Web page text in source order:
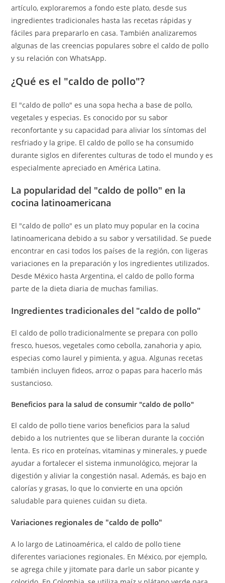
artículo, exploraremos a fondo este plato, desde sus
ingredientes tradicionales hasta las recetas rápidas y
fáciles para prepararlo en casa. También analizaremos
algunas de las creencias populares sobre el caldo de pollo
y su relación con WhatsApp.
¿Qué es el "caldo de pollo"?
El "caldo de pollo" es una sopa hecha a base de pollo,
vegetales y especias. Es conocido por su sabor
reconfortante y su capacidad para aliviar los síntomas del
resfriado y la gripe. El caldo de pollo se ha consumido
durante siglos en diferentes culturas de todo el mundo y es
especialmente apreciado en América Latina.
La popularidad del "caldo de pollo" en la
cocina latinoamericana
El "caldo de pollo" es un plato muy popular en la cocina
latinoamericana debido a su sabor y versatilidad. Se puede
encontrar en casi todos los países de la región, con ligeras
variaciones en la preparación y los ingredientes utilizados.
Desde México hasta Argentina, el caldo de pollo forma
parte de la dieta diaria de muchas familias.
Ingredientes tradicionales del "caldo de pollo"
El caldo de pollo tradicionalmente se prepara con pollo
fresco, huesos, vegetales como cebolla, zanahoria y apio,
especias como laurel y pimienta, y agua. Algunas recetas
también incluyen fideos, arroz o papas para hacerlo más
sustancioso.
Beneficios para la salud de consumir "caldo de pollo"
El caldo de pollo tiene varios beneficios para la salud
debido a los nutrientes que se liberan durante la cocción
lenta. Es rico en proteínas, vitaminas y minerales, y puede
ayudar a fortalecer el sistema inmunológico, mejorar la
digestión y aliviar la congestión nasal. Además, es bajo en
calorías y grasas, lo que lo convierte en una opción
saludable para quienes cuidan su dieta.
Variaciones regionales de "caldo de pollo"
A lo largo de Latinoamérica, el caldo de pollo tiene
diferentes variaciones regionales. En México, por ejemplo,
se agrega chile y jitomate para darle un sabor picante y